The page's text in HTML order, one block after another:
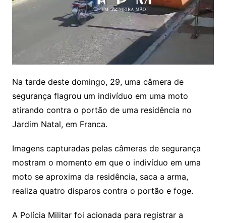
Na tarde deste domingo, 29, uma câmera de
segurança flagrou um indivíduo em uma moto
atirando contra o portão de uma residência no
Jardim Natal, em Franca.
Imagens capturadas pelas câmeras de segurança
mostram o momento em que o indivíduo em uma
moto se aproxima da residência, saca a arma,
realiza quatro disparos contra o portão e foge.
A Polícia Militar foi acionada para registrar a